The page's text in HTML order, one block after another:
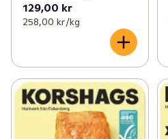
129,00 kr
258,00 kr /kg